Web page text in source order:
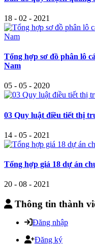
18 - 02 - 2021
Tổng hợp sơ đồ phân lô
Nam
05 - 05 - 2020
03 Quy luật điều tiết thị
14 - 05 - 2021
Tổng hợp giá 18 dự án
20 - 08 - 2021
Thông tin thành
Đăng nhập
Đăng ký